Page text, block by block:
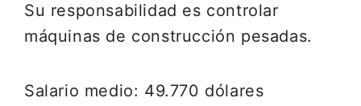
Su responsabilidad es controlar
máquinas de construcción pesadas.
Salario medio: 49.770 dólares